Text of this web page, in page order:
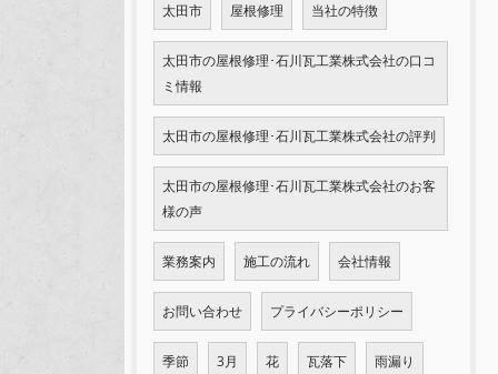
太田市 屋根修理 当社の特徴
太田市の屋根修理･石川瓦工業株式会社の口コ
ミ情報
太田市の屋根修理･石川瓦工業株式会社の評判
太田市の屋根修理･石川瓦工業株式会社のお客
様の声
業務案内 施工の流れ 会社情報
お問い合わせ プライバシーポリシー
季節 3月 花 瓦落下 雨漏り